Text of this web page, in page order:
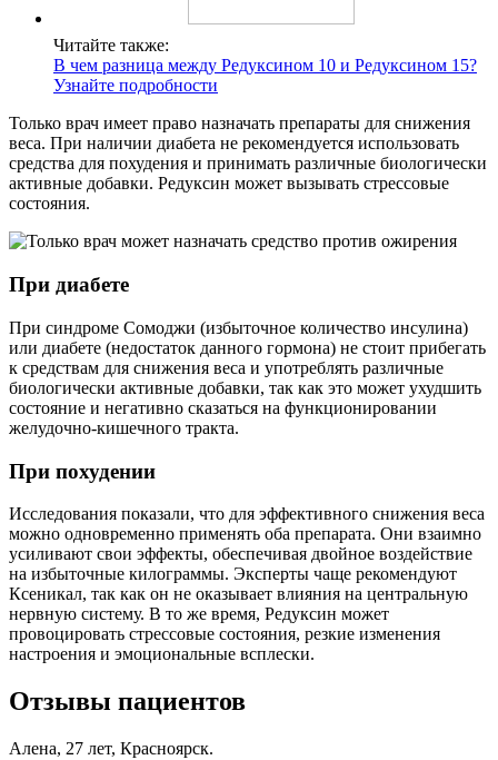
Читайте также:
В чем разница между Редуксином 10 и Редуксином 15?
Узнайте подробности
Только врач имеет право назначать препараты для снижения
веса. При наличии диабета не рекомендуется использовать
средства для похудения и принимать различные биологически
активные добавки. Редуксин может вызывать стрессовые
состояния.
При диабете
При синдроме Сомоджи (избыточное количество инсулина)
или диабете (недостаток данного гормона) не стоит прибегать
к средствам для снижения веса и употреблять различные
биологически активные добавки, так как это может ухудшить
состояние и негативно сказаться на функционировании
желудочно-кишечного тракта.
При похудении
Исследования показали, что для эффективного снижения веса
можно одновременно применять оба препарата. Они взаимно
усиливают свои эффекты, обеспечивая двойное воздействие
на избыточные килограммы. Эксперты чаще рекомендуют
Ксеникал, так как он не оказывает влияния на центральную
нервную систему. В то же время, Редуксин может
провоцировать стрессовые состояния, резкие изменения
настроения и эмоциональные всплески.
Отзывы пациентов
Алена, 27 лет, Красноярск.